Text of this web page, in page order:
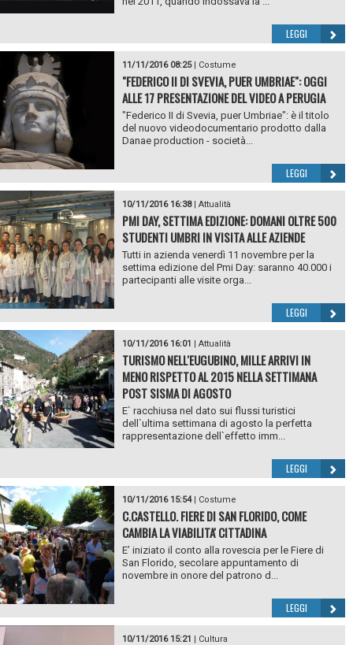
LEGGI
11/11/2016 08:25| Costume
"FEDERICO II DI SVEVIA, PUER UMBRIAE": OGGI
ALLE 17 PRESENTAZIONE DEL VIDEO A PERUGIA
"Federico II di Svevia, puer Umbriae": è il titolo
del nuovo videodocumentario prodotto dalla
Danae production - società...
LEGGI
10/11/2016 16:38| Attualità
PMI DAY, SETTIMA EDIZIONE: DOMANI OLTRE 500
STUDENTI UMBRI IN VISITA ALLE AZIENDE
Tutti in azienda venerdì 11 novembre per la
settima edizione del Pmi Day: saranno 40.000 i
partecipanti alle visite orga...
LEGGI
10/11/2016 16:01 | Attualità
TURISMO NELL'EUGUBINO, MILLE ARRIVI IN
MENO RISPETTO AL 2015 NELLA SETTIMANA
POST SISMA DI AGOSTO
E` racchiusa nel dato sui flussi turistici
dell`ultima settimana di agosto la perfetta
rappresentazione dell`effetto imm...
LEGGI
10/11/2016 15:54| Costume
C.CASTELLO. FIERE DI SAN FLORIDO, COME
CAMBIA LA VIABILITA' CITTADINA
E’ iniziato il conto alla rovescia per le Fiere di
San Florido, secolare appuntamento di
novembre in onore del patrono d...
LEGGI
10/11/2016 15:21 | Cultura